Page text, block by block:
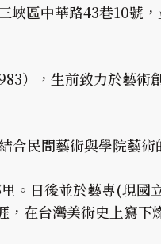
區中華路43巷10號
），生前致力於藝術
民間藝術與學院藝術
。日後並於藝專(現國
在台灣美術史上寫下